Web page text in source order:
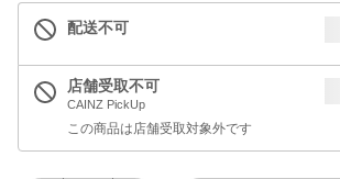
配送不可
店舗受取不可
CAINZ PickUp
この商品は店舗受取対象外です